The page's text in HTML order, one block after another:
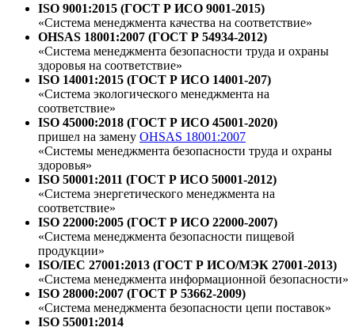
ISO 9001:2015 (ГОСТ Р ИСО 9001-2015)
«Система менеджмента качества на соответствие»
OHSAS 18001:2007 (ГОСТ Р 54934-2012)
«Система менеджмента безопасности труда и охраны
здоровья на соответствие»
ISO 14001:2015 (ГОСТ Р ИСО 14001-207)
«Система экологического менеджмента на
соответствие»
ISO 45000:2018 (ГОСТ Р ИСО 45001-2020)
пришел на замену OHSAS 18001:2007
«Системы менеджмента безопасности труда и охраны
здоровья»
ISO 50001:2011 (ГОСТ Р ИСО 50001-2012)
«Система энергетического менеджмента на
соответствие»
ISO 22000:2005 (ГОСТ Р ИСО 22000-2007)
«Система менеджмента безопасности пищевой
продукции»
ISO/IEC 27001:2013 (ГОСТ Р ИСО/МЭК 27001-2013)
«Система менеджмента информационной безопасности»
ISO 28000:2007 (ГОСТ Р 53662-2009)
«Система менеджмента безопасности цепи поставок»
ISO 55001:2014